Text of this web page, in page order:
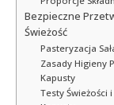
Bezpieczne
Świeżość
Pasteryzacja
Zasady Higieny
Kapusty
Testy